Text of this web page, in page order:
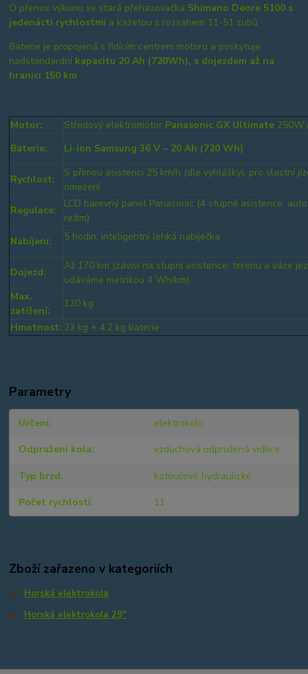
O přenos výkonu se stará přehazovačka Shimano Deore 5100 s
jedenácti rychlostmi a kazetou s rozsahem 11-51 zubů
Baterie je propojená s řídícím centrem motoru a poskytuje
nadstandardní kapacitu 20 Ah (720Wh), s dojezdem až na
hranici 150 km
Motor: Středový elektromotor Panasonic GX Ultimate 250W
Baterie:
Li-ion Samsung 36 V – 20 Ah (720 Wh)
Rychlost:
S přímou asistenci 25 km/h (dle vyhlášky), pro vlastní
omezení
Regulace:
LCD barevný panel Panasonic (4 stupně asistence,
režim)
Nabíjení:
5 hodin, inteligentní lehká nabíječka
Dojezd:
Až 170 km (závisí na stupni asistence, terénu a váze
udáváme metrikou 4 Wh/km)
Max.
zatížení:
120 kg
Hmotnost: 23 kg + 4,2 kg baterie
Parametry
Určení elektrokolo
Odpružení kola vzduchová odpružená vidlice
Typ brzd kotoučové hydraulické
Počet rychlostí 11
Zboží zařazeno v kategoriích
Horská elektrokola
Horská elektrokola 29"